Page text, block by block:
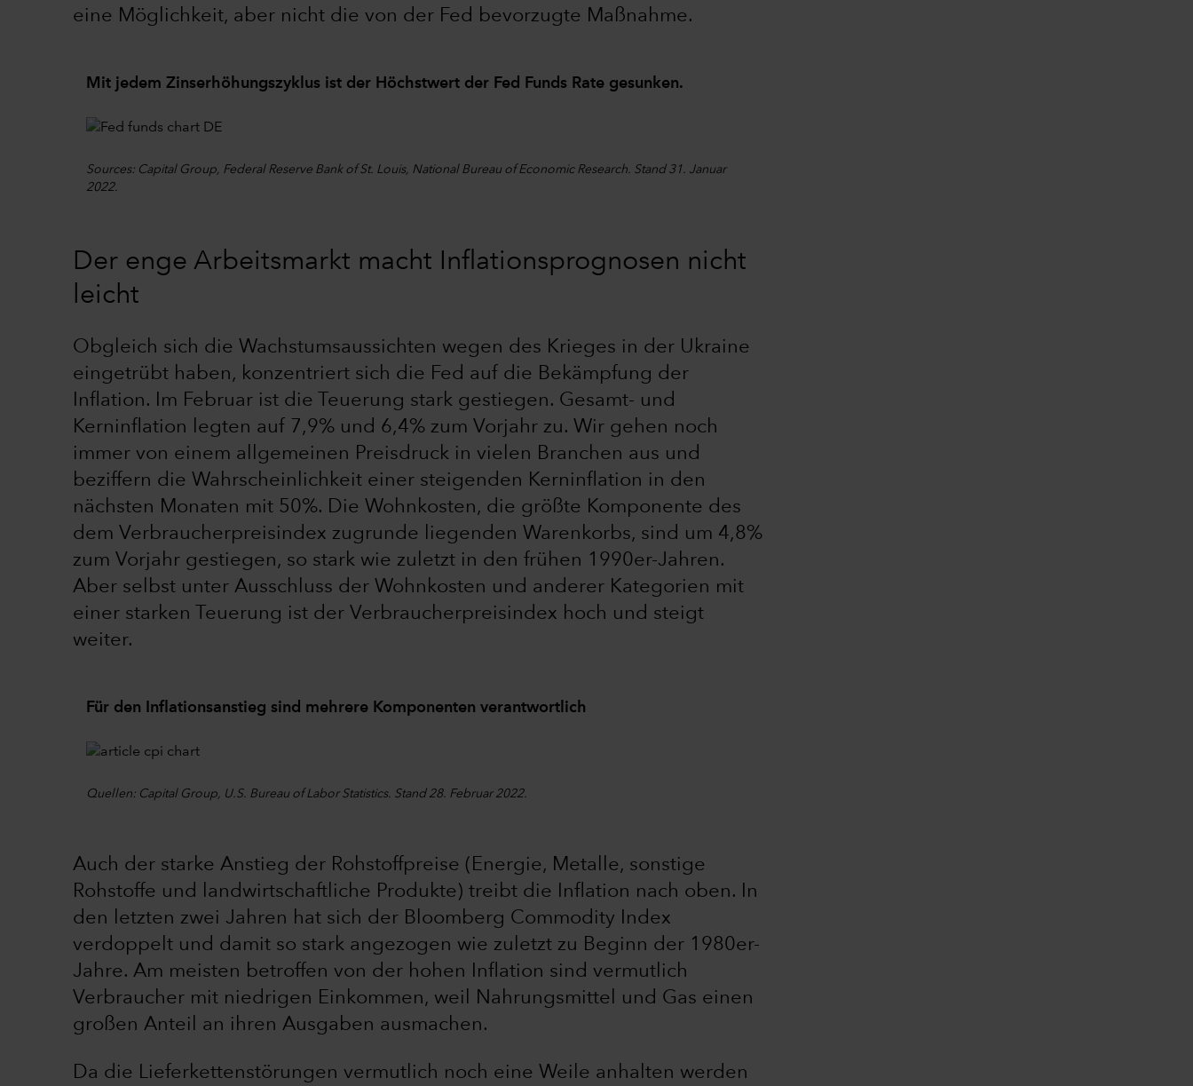
eine Möglichkeit, aber nicht die von der Fed bevorzugte Maßnahme.
Mit jedem Zinserhöhungszyklus ist der Höchstwert der Fed Funds Rate gesunken.
Sources: Capital Group, Federal Reserve Bank of St. Louis, National Bureau of Economic Research. Stand 31. Januar
2022.
Der enge Arbeitsmarkt macht Inflationsprognosen nicht
leicht
Obgleich sich die Wachstumsaussichten wegen des Krieges in der Ukraine
eingetrübt haben, konzentriert sich die Fed auf die Bekämpfung der
Inflation. Im Februar ist die Teuerung stark gestiegen. Gesamt- und
Kerninflation legten auf 7,9% und 6,4% zum Vorjahr zu. Wir gehen noch
immer von einem allgemeinen Preisdruck in vielen Branchen aus und
beziffern die Wahrscheinlichkeit einer steigenden Kerninflation in den
nächsten Monaten mit 50%. Die Wohnkosten, die größte Komponente des
dem Verbraucherpreisindex zugrunde liegenden Warenkorbs, sind um 4,8%
zum Vorjahr gestiegen, so stark wie zuletzt in den frühen 1990er-Jahren.
Aber selbst unter Ausschluss der Wohnkosten und anderer Kategorien mit
einer starken Teuerung ist der Verbraucherpreisindex hoch und steigt
weiter.
Für den Inflationsanstieg sind mehrere Komponenten verantwortlich
Quellen: Capital Group, U.S. Bureau of Labor Statistics. Stand 28. Februar 2022.
Auch der starke Anstieg der Rohstoffpreise (Energie, Metalle, sonstige
Rohstoffe und landwirtschaftliche Produkte) treibt die Inflation nach oben. In
den letzten zwei Jahren hat sich der Bloomberg Commodity Index
verdoppelt und damit so stark angezogen wie zuletzt zu Beginn der 1980er-
Jahre. Am meisten betroffen von der hohen Inflation sind vermutlich
Verbraucher mit niedrigen Einkommen, weil Nahrungsmittel und Gas einen
großen Anteil an ihren Ausgaben ausmachen.
Da die Lieferkettenstörungen vermutlich noch eine Weile anhalten werden